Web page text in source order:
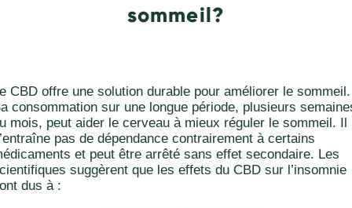
sommeil?
CBD offre une solution durable pour améliorer le sommeil.
consommation sur une longue période, plusieurs
mois, peut aider le cerveau à mieux réguler le sommeil. Il
pas de dépendance contrairement à certains
et peut être arrêté sans effet secondaire. Les
suggèrent que les effets du CBD sur l’insomnie
dus à :